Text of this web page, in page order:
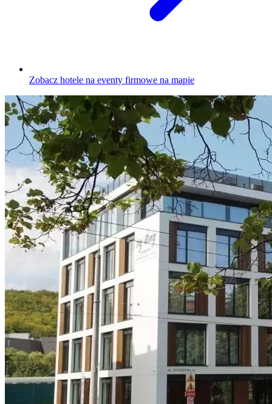
Zobacz hotele na eventy firmowe na mapie